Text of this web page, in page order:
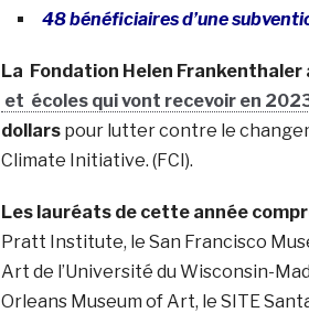
48 bénéficiaires d’une
La Fondation Helen Frankenthaler
et écoles qui vont recevoir en
dollarspour lutter contre le
Climate Initiative. (FCI).
Les lauréats de cette année
Pratt Institute, le San Francisco
Art de l’Université du Wisconsin-
Orleans Museum of Art, le SITE